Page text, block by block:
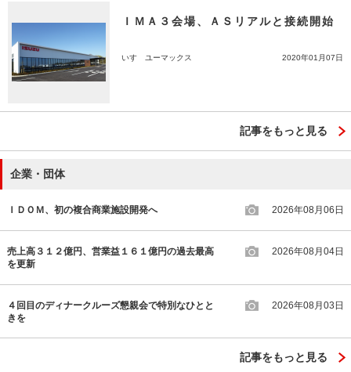
ＩＭＡ３会場、ＡＳリアルと接続開始
いすゞユーマックス 2020年01月07日
記事をもっと見る
企業・団体
ＩＤＯＭ、初の複合商業施設開発へ 2026年08月06日
売上高３１２億円、営業益１６１億円の過去最高
を更新
2026年08月04日
４回目のディナークルーズ懇親会で特別なひとと
きを
2026年08月03日
記事をもっと見る